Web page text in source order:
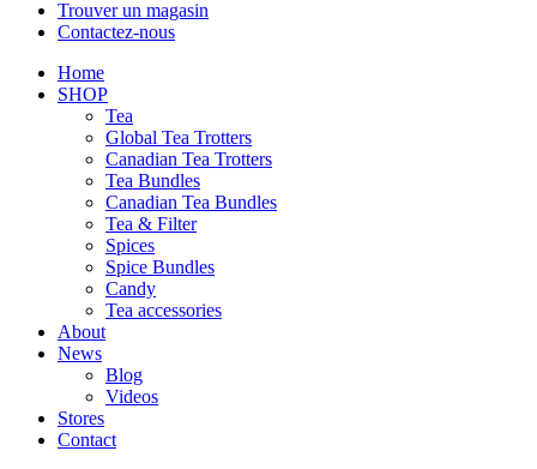
Trouver un magasin
Contactez-nous
Home
SHOP
Tea
Global Tea Trotters
Canadian Tea Trotters
Tea Bundles
Canadian Tea Bundles
Tea & Filter
Spices
Spice Bundles
Candy
Tea accessories
About
News
Blog
Videos
Stores
Contact